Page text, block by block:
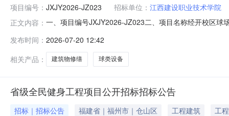
项目编号： JXJY2026-JZ023 招标单位： 江西建设职业技术学院
正文内容： 一、项目编号JXJY2026-JZ023二、项目名称经开校区球
目经理执业证书信息其他建筑物、构筑物修缮详见采购
发布时间： 2026-07-20 12:42
相关产品：
建筑物修缮 球类设备
省级全民健身工程项目公开招标招标公告
招标｜招标公告 福建省｜福州市｜仓山区 工程建筑
工程